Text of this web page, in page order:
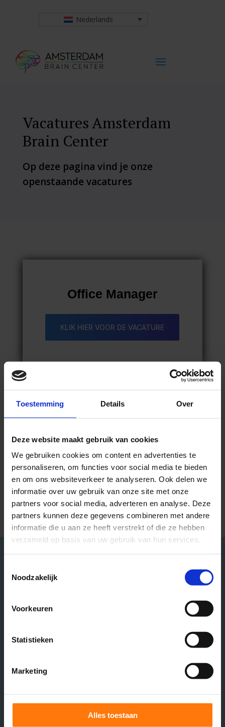
Toestemming Details Over
Deze website maakt gebruik van cookies
We gebruiken cookies om content en advertenties te
personaliseren, om functies voor social media te bieden
en om ons websiteverkeer te analyseren. Ook delen we
informatie over uw gebruik van onze site met onze
partners voor social media, adverteren en analyse. Deze
partners kunnen deze gegevens combineren met andere
informatie die u aan ze heeft verstrekt of die ze hebben
verzameld op basis van uw gebruik van hun services.
Noodzakelijk
Voorkeuren
Statistieken
Marketing
Alles toestaan
Nederlands
Vacatures Amsterdam
Brain Center
Op deze pagina vind je onze
openstaande vacatures
Office Manager
KLIK HIER VOOR DE VACATURE
Behandel assistent
Op basis van